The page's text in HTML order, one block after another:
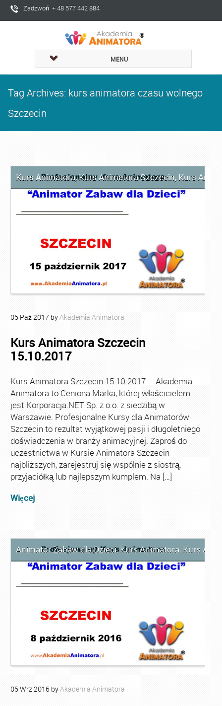
Zadzwoń + 48 577 442 884
MENU
Tag Archives: kurs animatora czasu wolnego
Szczecin
Kurs Animatora,Kurs Animatora Szczecin, Kurs
05 Paź2017 byAkademia Animatora
Kurs Animatora Szczecin
15.10.2017
Kurs Animatora Szczecin 15.10.2017 Akademia
Animatora to Ceniona Marka, której właścicielem
jest Korporacja.NET Sp. z o.o. z siedzibą w
Warszawie. Profesjonalne Kursy dla Animatorów
Szczecin to rezultat wyjątkowej pasji i długoletniego
doświadczenia w branży animacyjnej. Zaproś do
uczestnictwa w Kursie Animatora Szczecin
najbliższych, zarejestruj się wspólnie z siostrą,
przyjaciółką lub najlepszym kumplem. Na […]
Więcej
Animator Zabaw dla Dzieci,Kurs Animatora, Kurs
05 Wrz2016 byAkademia Animatora